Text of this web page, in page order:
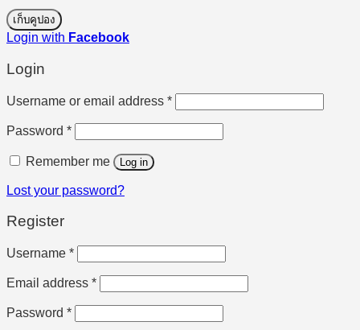
เก็บคูปอง
Login with Facebook
Login
Username or email address *Required
Password *Required
Remember me Log in
Lost your password?
Register
Username *Required
Email address *Required
Password *Required